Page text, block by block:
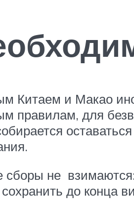
Китаем и Макао
правилам, для
не
до конца